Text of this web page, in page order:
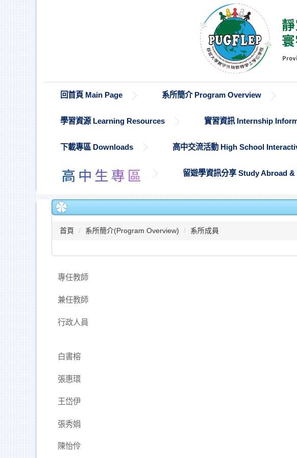
回首頁 Main Page 系所簡介 Program Overview
學習資源 Learning Resources 實習資訊 Internship
下載專區 Downloads 高中交流活動 High School
留遊學資訊分享 Study Abroad
首頁 系所簡介(Program Overview) 系所成員
專任教師
兼任教師
行政人員
白書榕
張惠環
王岱伊
張秀娟
陳怡伶